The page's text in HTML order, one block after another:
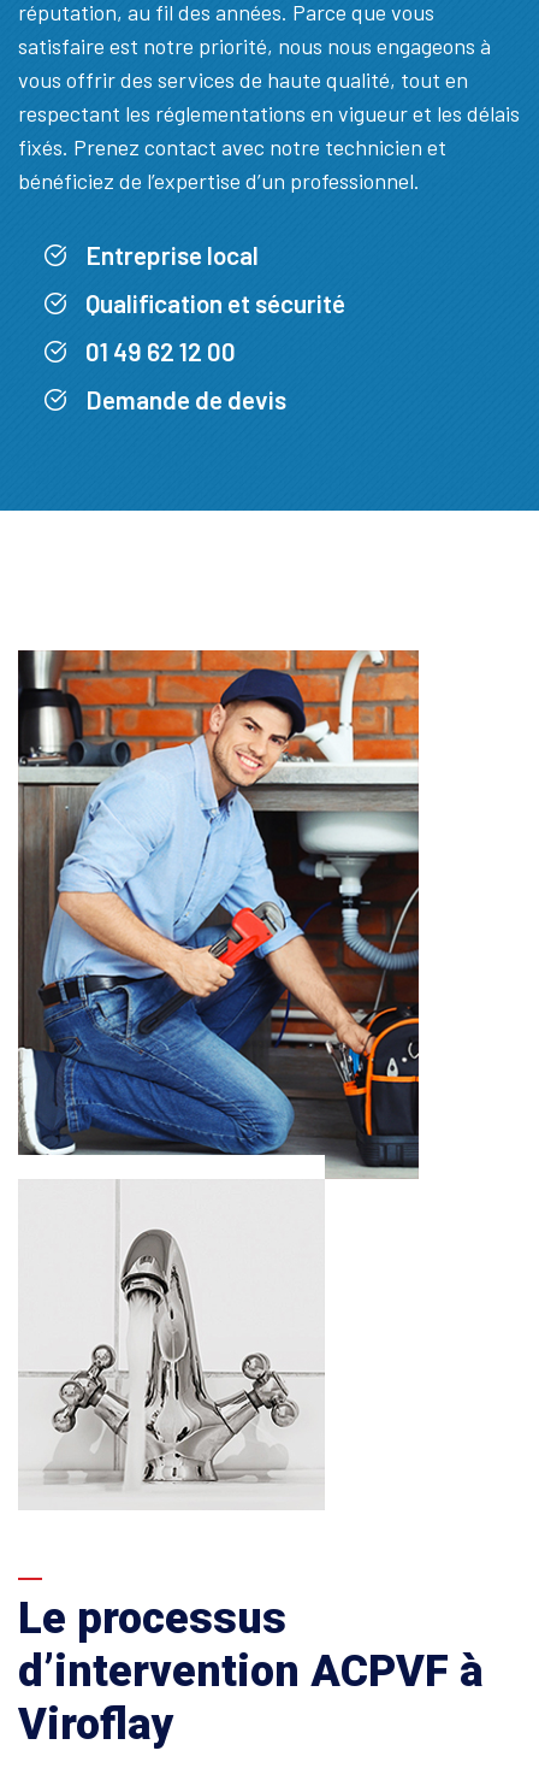
réputation, au fil des années. Parce que vous
satisfaire est notre priorité, nous nous engageons à
vous offrir des services de haute qualité, tout en
respectant les réglementations en vigueur et les délais
fixés. Prenez contact avec notre technicien et
bénéficiez de l’expertise d’un professionnel.
Entreprise local
Qualification et sécurité
01 49 62 12 00
Demande de devis
Le processus
d’intervention ACPVF à
Viroflay